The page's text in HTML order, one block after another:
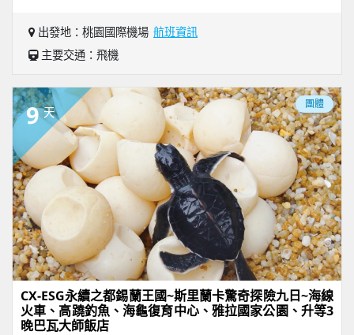
出發地：桃園國際機場 航班資訊
主要交通：飛機
9 天
團體
CX-ESG永續之都錫蘭王國~斯里蘭卡驚奇探險九日~海線
火車、高蹺釣魚、海龜復育中心、雅拉國家公園、升等3
晚巴瓦大師飯店